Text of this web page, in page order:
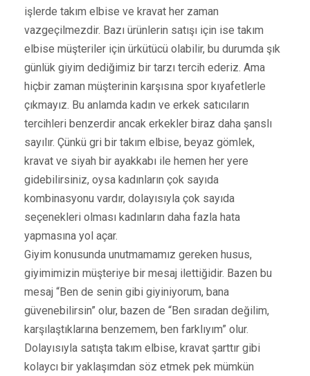
işlerde takım elbise ve kravat her zaman
vazgeçilmezdir. Bazı ürünlerin satışı için ise takım
elbise müşteriler için ürkütücü olabilir, bu durumda şık
günlük giyim dediğimiz bir tarzı tercih ederiz. Ama
hiçbir zaman müşterinin karşısına spor kıyafetlerle
çıkmayız. Bu anlamda kadın ve erkek satıcıların
tercihleri benzerdir ancak erkekler biraz daha şanslı
sayılır. Çünkü gri bir takım elbise, beyaz gömlek,
kravat ve siyah bir ayakkabı ile hemen her yere
gidebilirsiniz, oysa kadınların çok sayıda
kombinasyonu vardır, dolayısıyla çok sayıda
seçenekleri olması kadınların daha fazla hata
yapmasına yol açar.
Giyim konusunda unutmamamız gereken husus,
giyimimizin müşteriye bir mesaj ilettiğidir. Bazen bu
mesaj “Ben de senin gibi giyiniyorum, bana
güvenebilirsin” olur, bazen de “Ben sıradan değilim,
karşılaştıklarına benzemem, ben farklıyım” olur.
Dolayısıyla satışta takım elbise, kravat şarttır gibi
kolaycı bir yaklaşımdan söz etmek pek mümkün